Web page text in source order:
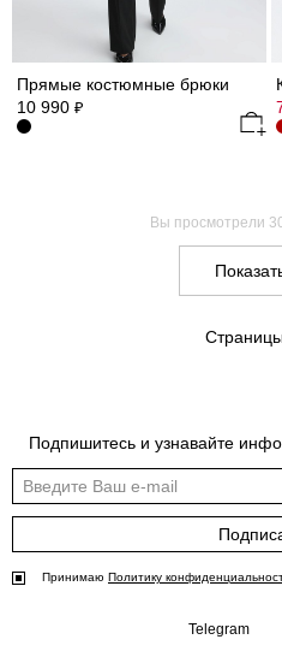
Прямые костюмные брюки
10 990 ₽
Вы просмотрели
Подпишитесь и узнавайте
Принимаю Политику
Telegram